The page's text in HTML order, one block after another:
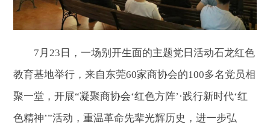
7月23日，一场别开生面的主题党日活动石龙红色
教育基地举行，来自东莞60家商协会的100多名党员相
聚一堂，开展“凝聚商协会‘红色方阵’·践行新时代‘红
色精神’”活动，重温革命先辈光辉历史，进一步弘